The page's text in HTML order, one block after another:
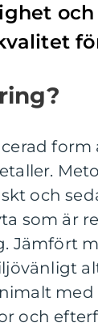
och
som är
Jämfört
med
och